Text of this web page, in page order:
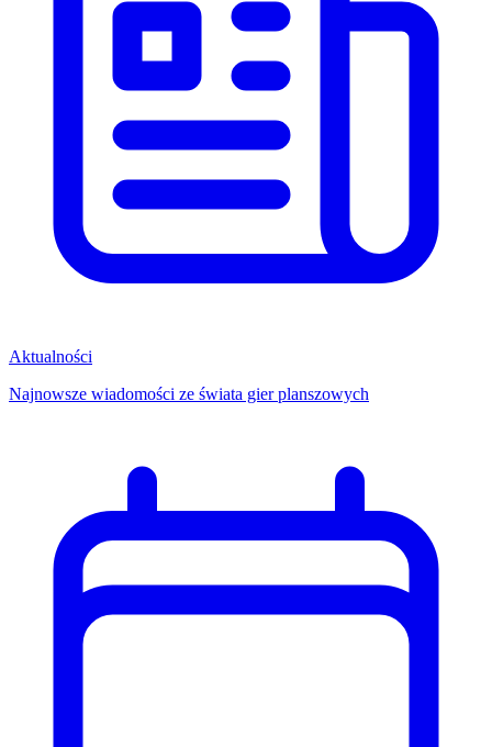
Aktualności
Najnowsze wiadomości ze świata gier planszowych